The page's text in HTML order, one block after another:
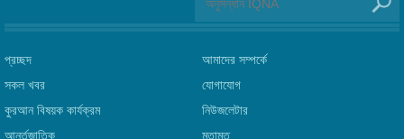
প্রচ্ছদ
সকল খবর
কুরআন বিষয়ক কার্যক্রম
আর্ন্তজাতিক
আমাদের সম্পর্কে
যোগাযোগ
নিউজলেটার
মতামত